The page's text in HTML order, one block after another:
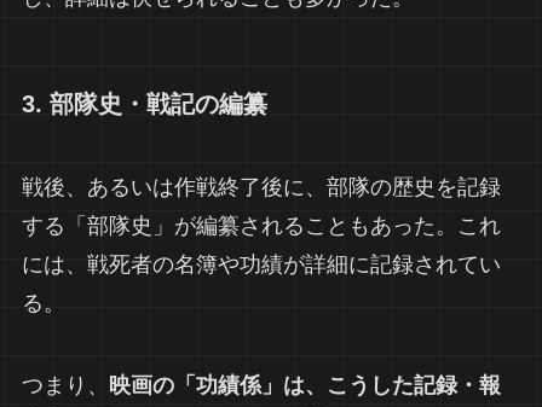
3. 部隊史・戦記の編纂
戦後、あるいは作戦終了後に、部隊の歴史を記録
する「部隊史」が編纂されることもあった。これ
には、戦死者の名簿や功績が詳細に記録されてい
る。
つまり、 映画の「功績係」は、こうした記録・報